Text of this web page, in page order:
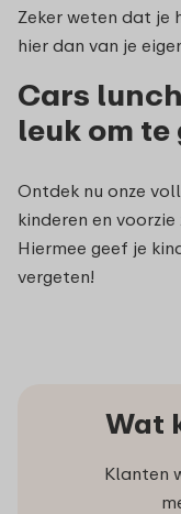
Zeker weten dat je
hier dan van je
Cars
leuk om te
Ontdek nu onze
kinderen en
Hiermee geef je
vergeten!
Wat
Klanten